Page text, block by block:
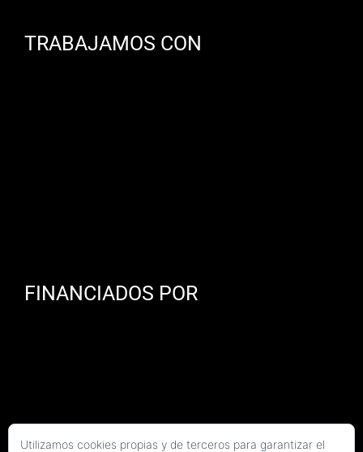
TRABAJAMOS CON
FINANCIADOS POR
Utilizamos cookies propias y de terceros para garantizar el